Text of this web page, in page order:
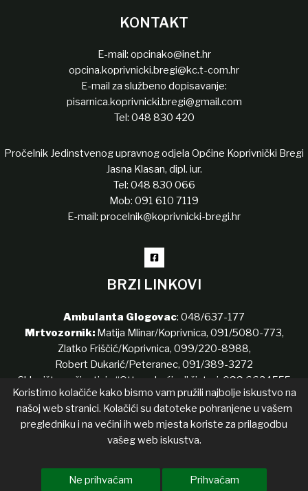
KONTAKT
E-mail: opcinako@inet.hr
opcina.koprivnicki.bregi@kc.t-com.hr
E-mail za službeno dopisavanje:
pisarnica.koprivnicki.bregi@gmail.com
Tel: 048 830 420
Pročelnik Jedinstvenog upravnog odjela Općine Koprivnički Bregi
Jasna Klasan, dipl. iur.
Tel: 048 830 066
Mob: 091 610 7119
E-mail: procelnik@koprivnicki-bregi.hr
BRZI LINKOVI
Ambulanta Glogovac: 048/637-177
Mrtvozornik:Matija Mlinar/Koprivnica, 091/5080-773,
Zlatko Friščić/Koprivnica, 099/220-8988,
Robert Dukarić/Peteranec, 091/389-3272
Sklonište za životinje “Ottova kućica” šinteri: 099 662 1555
Copyright © 2026 Koprivnički Bregi
List općine
Koristimo kolačiće kako bismo vam pružili najbolje iskustvo na
našoj web stranici. Kolačići su datoteke pohranjene u vašem
pregledniku i na većini ih web mjesta koriste za prilagodbu
vašeg web iskustva.
Ne prihvaćam Prihvaćam